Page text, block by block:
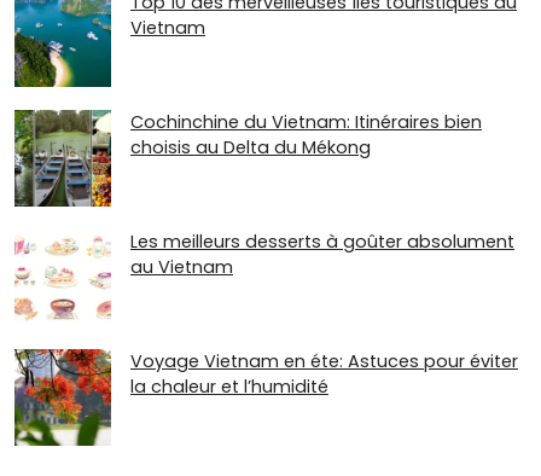
Vietnam
Cochinchine du Vietnam: Itinéraires bien
choisis au Delta du Mékong
Les meilleurs desserts à goûter absolument
au Vietnam
Voyage Vietnam en éte: Astuces pour éviter
la chaleur et l’humidité